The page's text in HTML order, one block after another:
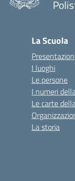
La Scuola
I luoghi
Le persone
I numeri
Le carte
La storia